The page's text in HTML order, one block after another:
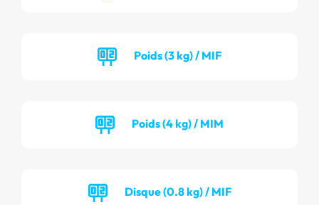
Poids (3 kg) / MIF
Poids (4 kg) / MIM
Disque (0.8 kg) / MIF